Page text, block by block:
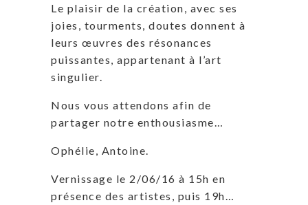
Le plaisir de la création, avec ses
joies, tourments, doutes donnent à
leurs œuvres des résonances
puissantes, appartenant à l’art
singulier.
Nous vous attendons afin de
partager notre enthousiasme…
Ophélie, Antoine.
Vernissage le 2/06/16 à 15h en
présence des artistes, puis 19h…